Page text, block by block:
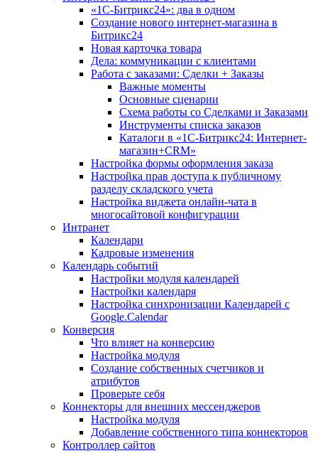
«1С-Битрикс24»: два в одном
Создание нового интернет-магазина в
Битрикс24
Новая карточка товара
Дела: коммуникации с клиентами
Работа с заказами: Сделки + Заказы
Важные моменты
Основные сценарии
Схема работы со Сделками и Заказами
Инструменты списка заказов
Каталоги в «1С-Битрикс24: Интернет-
магазин+CRM»
Настройка формы оформления заказа
Настройка прав доступа к публичному
разделу складского учета
Настройка виджета онлайн-чата в
многосайтовой конфигурации
Интранет
Календари
Кадровые изменения
Календарь событий
Настройки модуля календарей
Настройки календаря
Настройка синхронизации Календарей с
Google.Calendar
Конверсия
Что влияет на конверсию
Настройка модуля
Создание собственных счетчиков и
атрибутов
Проверьте себя
Коннекторы для внешних мессенджеров
Настройка модуля
Добавление собственного типа коннекторов
Контроллер сайтов